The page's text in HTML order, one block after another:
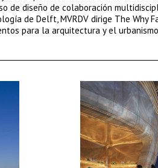
de diseño de colaboración
de Delft, MVRDV dirige The Why
para la arquitectura y el